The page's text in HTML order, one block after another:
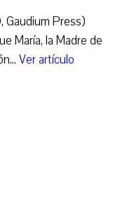
Gaudium Press)
María, la Madre de
Ver artículo